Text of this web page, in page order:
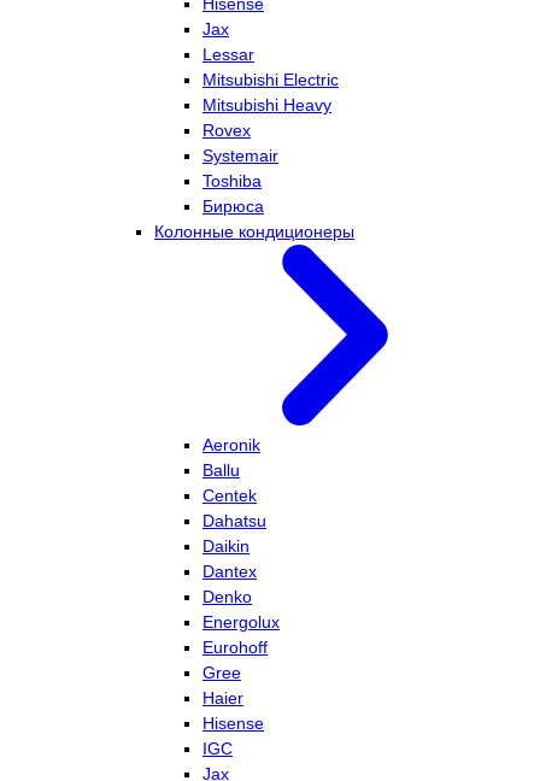
Hisense
Jax
Lessar
Mitsubishi Electric
Mitsubishi Heavy
Rovex
Systemair
Toshiba
Бирюса
Колонные кондиционеры
Aeronik
Ballu
Centek
Dahatsu
Daikin
Dantex
Denko
Energolux
Eurohoff
Gree
Haier
Hisense
IGC
Jax